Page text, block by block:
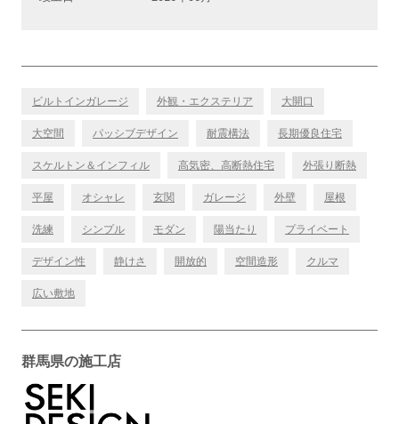
ビルトインガレージ 外観・エクステリア 大開口
大空間 パッシブデザイン 耐震構法 長期優良住宅
スケルトン＆インフィル 高気密、高断熱住宅 外張り断熱
平屋 オシャレ 玄関 ガレージ 外壁 屋根
洗練 シンプル モダン 陽当たり プライベート
デザイン性 静けさ 開放的 空間造形 クルマ
広い敷地
群馬県の施工店